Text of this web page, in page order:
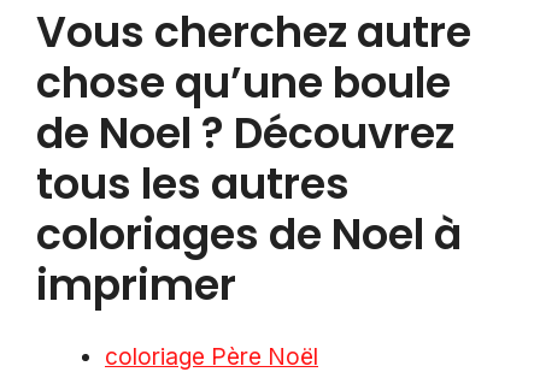
Vous cherchez autre
chose qu’une boule
de Noel ? Découvrez
tous les autres
coloriages de Noel à
imprimer
coloriage Père Noël